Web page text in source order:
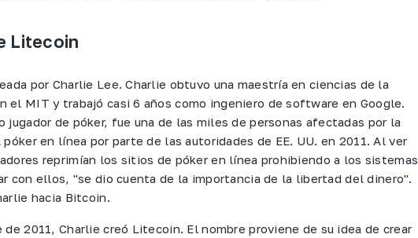
Litecoin
por Charlie Lee. Charlie obtuvo una maestría en ciencias de la
el MIT y trabajó casi 6 años como ingeniero de software en Google.
jugador de póker, fue una de las miles de personas afectadas por la
en línea por parte de las autoridades de EE. UU. en 2011. Al ver
reprimían los sitios de póker en línea prohibiendo a los sistemas
con ellos, "se dio cuenta de la importancia de la libertad del dinero".
hacia Bitcoin.
de 2011, Charlie creó Litecoin. El nombre proviene de su idea de crear